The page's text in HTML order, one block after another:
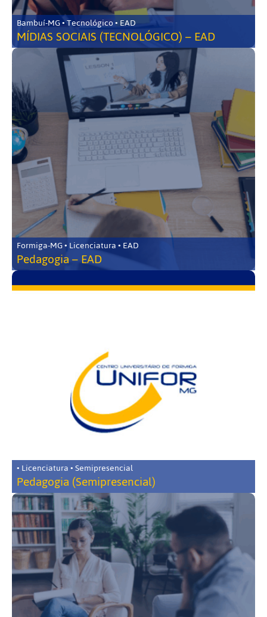
Bambuí-MG • Tecnológico • EAD
MÍDIAS SOCIAIS (TECNOLÓGICO) – EAD
Formiga-MG • Licenciatura • EAD
Pedagogia – EAD
• Licenciatura • Semipresencial
Pedagogia (Semipresencial)